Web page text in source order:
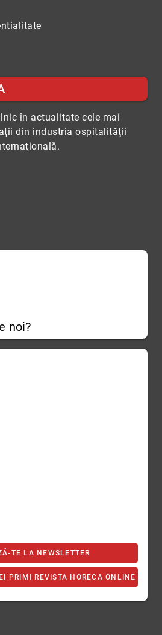
în actualitate cele mai
din industria ospitalităţii
noi?
TE LA NEWSLETTER
PRIMI REVISTA HORECA ONLINE